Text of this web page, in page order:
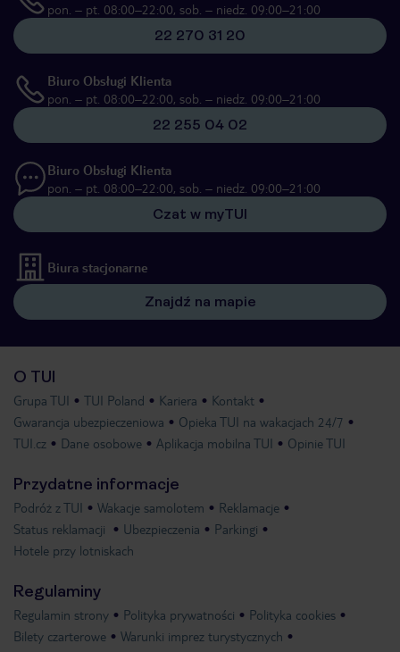
pon. – pt. 08:00–22:00, sob. – niedz. 09:00–21:00
22 270 31 20
Biuro Obsługi Klienta
pon. – pt. 08:00–22:00, sob. – niedz. 09:00–21:00
22 255 04 02
Biuro Obsługi Klienta
pon. – pt. 08:00–22:00, sob. – niedz. 09:00–21:00
Czat w myTUI
Biura stacjonarne
Znajdź na mapie
O TUI
Grupa TUI TUI Poland Kariera
Kontakt
Gwarancja ubezpieczeniowa
Opieka TUI na wakacjach 24/7
TUI.cz
Dane osobowe Aplikacja mobilna TUI Opinie TUI
Przydatne informacje
Podróż z TUI Wakacje samolotem
Reklamacje
Status reklamacji
Ubezpieczenia
Parkingi
Hotele przy lotniskach
Regulaminy
Regulamin strony Polityka prywatności
Polityka cookies
Bilety czarterowe
Warunki imprez turystycznych